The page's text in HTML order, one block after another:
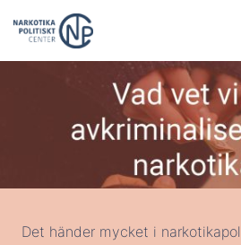
innehåll
Det händer mycket i